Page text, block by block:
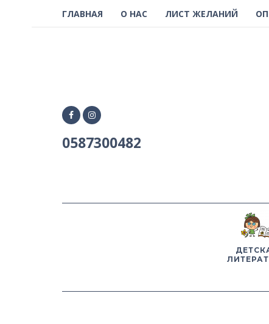
ГЛАВНАЯ О НАС ЛИСТ ЖЕЛАНИЙ
0587300482